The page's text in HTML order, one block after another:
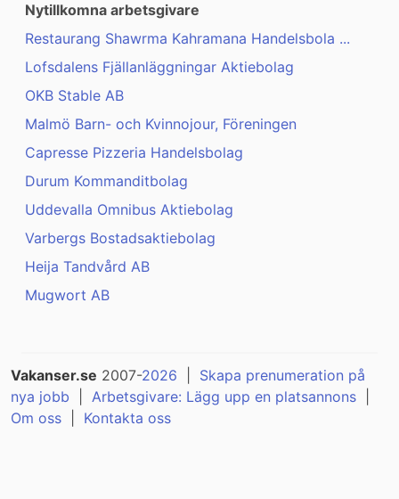
Nytillkomna arbetsgivare
Restaurang Shawrma Kahramana Handelsbola ...
Lofsdalens Fjällanläggningar Aktiebolag
OKB Stable AB
Malmö Barn- och Kvinnojour, Föreningen
Capresse Pizzeria Handelsbolag
Durum Kommanditbolag
Uddevalla Omnibus Aktiebolag
Varbergs Bostadsaktiebolag
Heija Tandvård AB
Mugwort AB
Vakanser.se 2007-2026
Skapa prenumeration på
nya jobb
Arbetsgivare: Lägg upp en platsannons
Om oss
Kontakta oss